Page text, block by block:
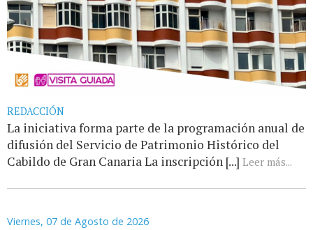
REDACCIÓN
La iniciativa forma parte de la programación anual de
difusión del Servicio de Patrimonio Histórico del
Cabildo de Gran Canaria La inscripción [...] Leer más...
Viernes, 07 de Agosto de 2026